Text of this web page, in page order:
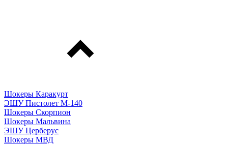
Шокеры Каракурт
ЭШУ Пистолет М-140
Шокеры Скорпион
Шокеры Мальвина
ЭШУ Церберус
Шокеры МВД